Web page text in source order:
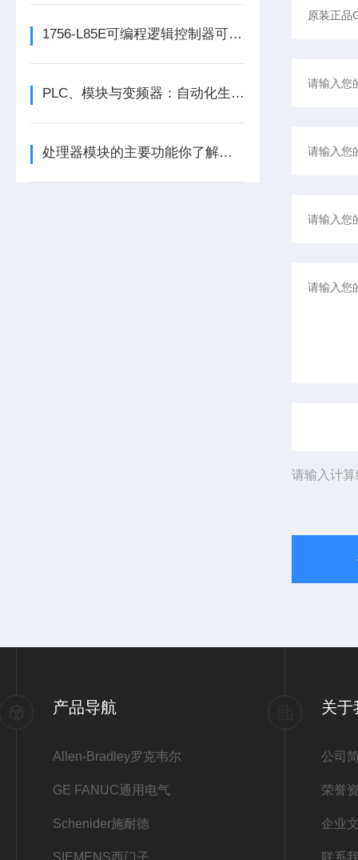
1756-L85E可编程逻辑控制器可满足多行业自动化精准控制需求
PLC、模块与变频器：自动化生产的核心动力组合
处理器模块的主要功能你了解多少呢
请输入计
产品导航
Allen-Bradley罗克韦尔
GE FANUC通用电气
Schenider施耐德
SIEMENS西门子
关于
公司
荣誉
企业
联系